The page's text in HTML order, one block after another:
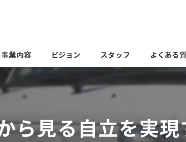
事業内容 ビジョン スタッフ よくある
ら見る自立を実